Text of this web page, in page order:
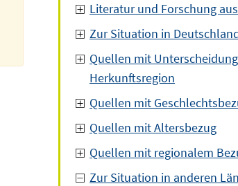
Literatur und Forschung
Zur Situation in
Quellen mit
Herkunftsregion
Quellen mit
Quellen mit Altersbezug
Quellen mit regionalem
Zur Situation in anderen